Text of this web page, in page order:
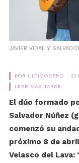
JAVIER VIDAL Y
POR ÚLTIMOCERO
21
LEER MÁS TARDE
El dúo formado
Salvador Núñez
comenzó su
próximo 8 de
Velasco del Lava: